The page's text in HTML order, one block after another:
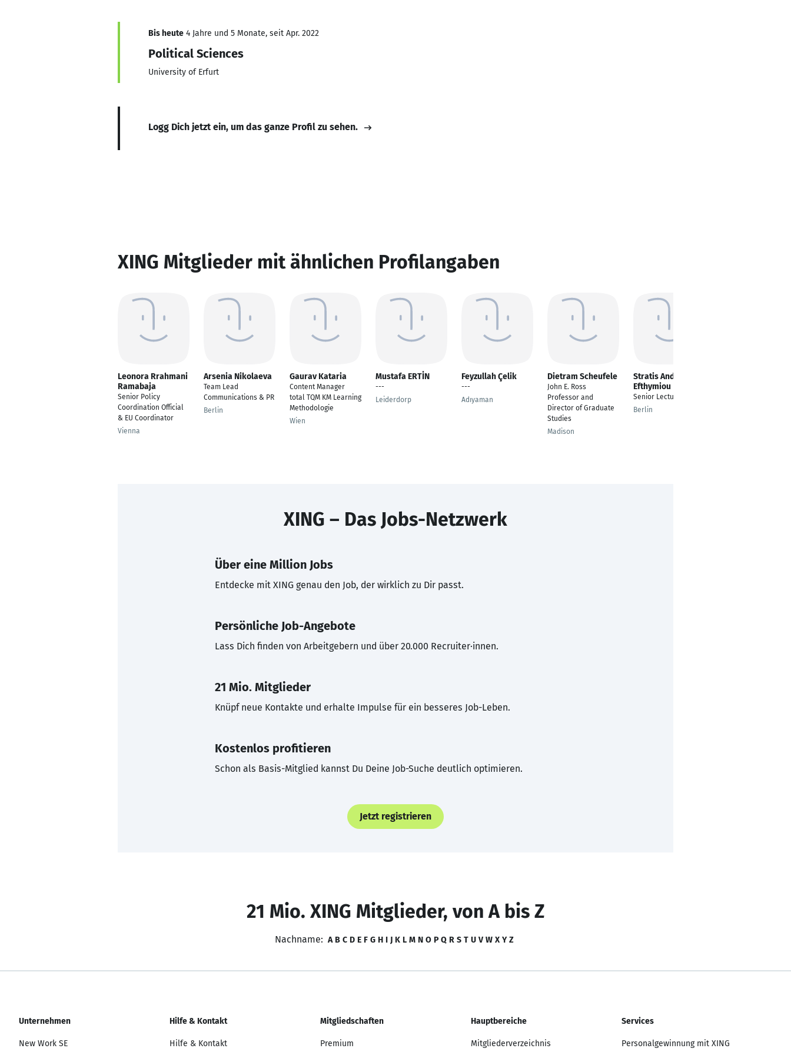
Bis heute 4 Jahre und 5 Monate, seit Apr. 2022
Political Sciences
University of Erfurt
Logg Dich jetzt ein, um das ganze Profil zu sehen.
XING Mitglieder mit ähnlichen Profilangaben
Leonora Rrahmani
Ramabaja
Senior Policy
Coordination Official
& EU Coordinator
Vienna
Arsenia Nikolaeva
Team Lead
Communications & PR
Berlin
Gaurav Kataria
Content Manager
total TQM KM Learning
Methodologie
Wien
Mustafa ERTİN
---
Leiderdorp
Feyzullah Çelik
---
Adıyaman
Dietram Scheufele
John E. Ross
Professor and
Director of Graduate
Studies
Madison
Stratis Andreas
Efthymiou
Senior Lecturer
Berlin
XING – Das Jobs-Netzwerk
Über eine Million Jobs
Entdecke mit XING genau den Job, der wirklich zu Dir passt.
Persönliche Job-Angebote
Lass Dich finden von Arbeitgebern und über 20.000 Recruiter·innen.
21 Mio. Mitglieder
Knüpf neue Kontakte und erhalte Impulse für ein besseres Job-Leben.
Kostenlos profitieren
Schon als Basis-Mitglied kannst Du Deine Job-Suche deutlich optimieren.
Jetzt registrieren
21 Mio. XING Mitglieder, von A bis Z
Nachname: A B C D E F G H I J K L M N O P Q R S T U V W X Y Z
Unternehmen
New Work SE
Hilfe & Kontakt
Hilfe & Kontakt
Mitgliedschaften
Premium
Hauptbereiche
Mitgliederverzeichnis
Services
Personalgewinnung mit XING